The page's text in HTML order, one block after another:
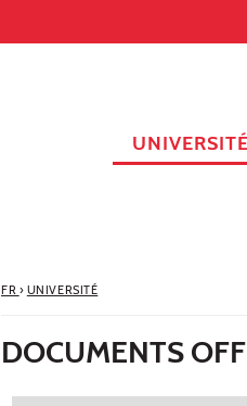
UNIVERSITÉ
FR › UNIVERSITÉ
DOCUMENTS